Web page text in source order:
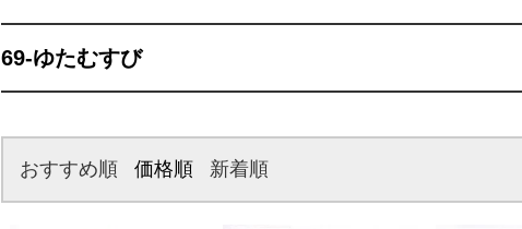
69-ゆたむすび
おすすめ順 価格順 新着順